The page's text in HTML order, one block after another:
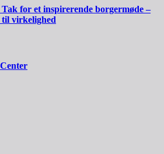
for et inspirerende borgermøde –
til virkelighed